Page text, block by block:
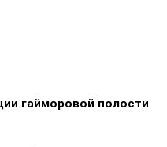
гайморовой полости